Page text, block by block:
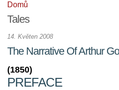
Domů
Tales
14. Květen 2008
The Narrative Of Arthur
(1850)
PREFACE